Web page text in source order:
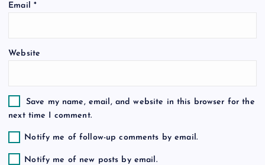
Email *
Website
Save my name, email, and website in this browser for the
next time I comment.
Notify me of follow-up comments by email.
Notify me of new posts by email.